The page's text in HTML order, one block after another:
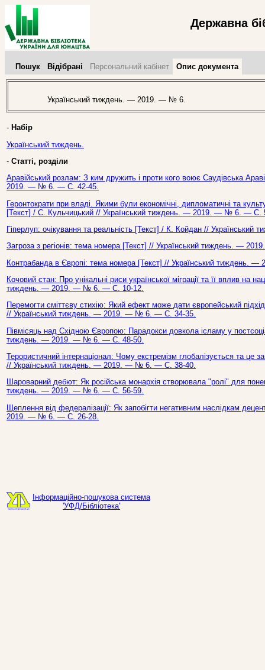
Державна
Пошук Відібрані Персональний кабінет Опис документа
Український тиждень. — 2019. — № 6.
- Набір
Український тиждень.
- Статті, розділи
Аравійський розлам: З ким дружить і проти кого воює Саудівська
2019. — № 6. — С. 42-45.
Геронтократи при владі. Якими були економічні, дипломатичні та
[Текст] / С. Кульчицький // Український тиждень. — 2019. — № 6. — С.
Гіперлуп: очікування та реальність [Текст] / К. Койдан //
Загроза з регіонів: тема номера [Текст] // Український тиждень. —
Контрабанда в Європі: тема номера [Текст] // Український
Кочовий стан: Про унікальні риси української міграції та її вплив на
тиждень. — 2019. — № 6. — С. 10-12.
Перемогти сміттєву стихію: Який ефект може дати європейський
// Український тиждень. — 2019. — № 6. — С. 34-35.
Півмісяць над Східною Європою: Парадокси довкола ісламу у
тиждень. — 2019. — № 6. — С. 48-50.
Терористичний інтернаціонал: Чому екстремізм глобалізується та це
// Український тиждень. — 2019. — № 6. — С. 38-40.
Шароварний дебют: Як російська монархія створювала "ролі" для
тиждень. — 2019. — № 6. — С. 56-59.
Щеплення від федералізації: Як запобігти негативним наслідкам
2019. — № 6. — С. 26-28.
Інформаційно-пошукова система
'УФД/Бібліотека'